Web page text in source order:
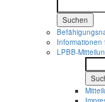
Suchen
Informationen
LPBB-